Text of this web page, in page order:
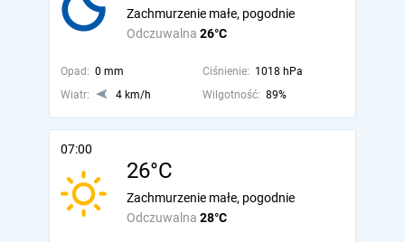
Odczuwalna 26°C
Zachmurzenie małe, pogodnie
Opad: 0 mm Ciśnienie: 1018 hPa
Wiatr:
4 km/h Wilgotność: 89%
07:00
26°C
Odczuwalna 28°C
Zachmurzenie małe, pogodnie